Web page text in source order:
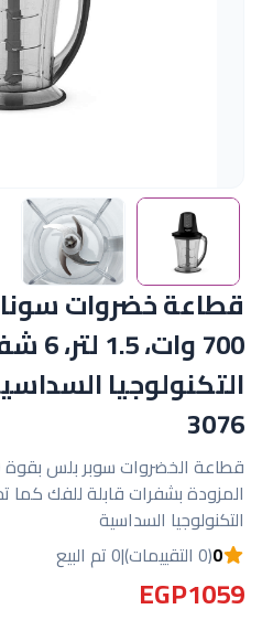
قطاعة خضروات
700
3076
التكنولوجيا السداسية
0(0 التقييمات) |0 تم البيع
EGP1059